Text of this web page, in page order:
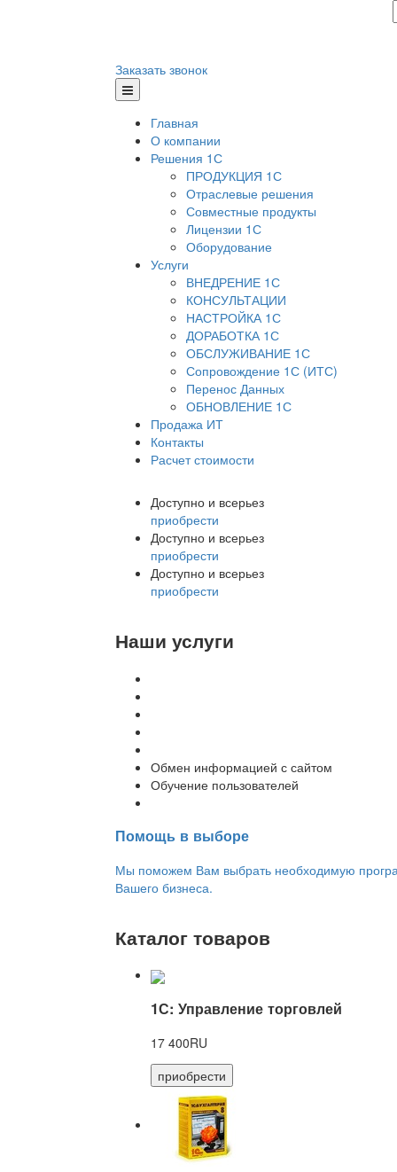
Заказать звонок
Главная
О компании
Решения 1С
ПРОДУКЦИЯ 1С
Отраслевые решения
Совместные продукты
Лицензии 1С
Оборудование
Услуги
ВНЕДРЕНИЕ 1С
КОНСУЛЬТАЦИИ
НАСТРОЙКА 1С
ДОРАБОТКА 1С
ОБСЛУЖИВАНИЕ 1С
Сопровождение 1С (ИТС)
Перенос Данных
ОБНОВЛЕНИЕ 1С
Продажа ИТ
Контакты
Расчет стоимости
Доступно и всерьез
приобрести
Доступно и всерьез
приобрести
Доступно и всерьез
приобрести
Наши услуги
Обмен информацией с сайтом
Обучение пользователей
Помощь в выборе
Мы поможем Вам выбрать необходимую
Вашего бизнеса.
Каталог товаров
1С: Управление торговлей
17 400RU
приобрести